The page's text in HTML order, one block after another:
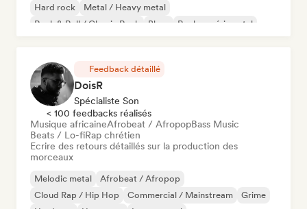
Hard rock
Metal / Heavy metal
Rock & Roll / Classic Rock
Blues Rock expérimental
Feedback détaillé
DoisR
Spécialiste Son
< 100 feedbacks réalisés
Musique africaineAfrobeat / AfropopBass Music
Beats / Lo-fiRap chrétien
Ecrire des retours détaillés sur la production des
morceaux
Melodic metal
Afrobeat / Afropop
Cloud Rap / Hip Hop
Commercial / Mainstream
Grime